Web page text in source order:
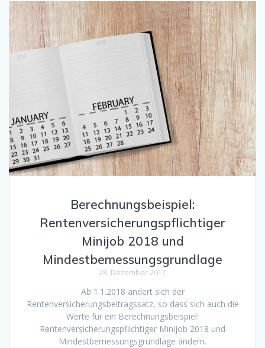
Berechnungsbeispiel:
Rentenversicherungspflichtiger
Minijob 2018 und
Mindestbemessungsgrundlage
28. Dezember 2017
Ab 1.1.2018 ändert sich der
Rentenversicherungsbeitragssatz, so dass sich auch die
Werte für ein Berechnungsbeispiel:
Rentenversicherungspflichtiger Minijob 2018 und
Mindestbemessungsgrundlage ändern.